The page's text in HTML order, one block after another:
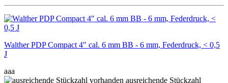
Walther PDP Compact 4" cal. 6 mm BB - 6 mm, Federdruck, < 0,5
J
aaa
ausreichende Stückzahl